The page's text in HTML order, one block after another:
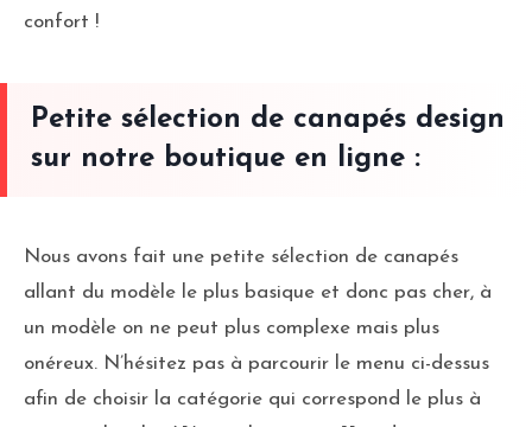
confort !
Petite sélection de canapés design
sur notre boutique en ligne :
Nous avons fait une petite sélection de canapés
allant du modèle le plus basique et donc pas cher, à
un modèle on ne peut plus complexe mais plus
onéreux. N’hésitez pas à parcourir le menu ci-dessus
afin de choisir la catégorie qui correspond le plus à